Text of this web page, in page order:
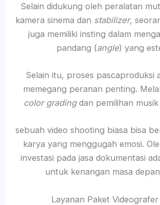
Selain didukung oleh peralatan
kamera sinema dan stabilizer,
juga memiliki insting dalam
pandang (angle) yang
Selain itu, proses pascaproduksi
memegang peranan penting.
color gradingdan pemilihan
sebuah video shooting biasa bisa
karya yang menggugah emosi.
investasi pada jasa dokumentasi
untuk kenangan masa
Layanan Paket